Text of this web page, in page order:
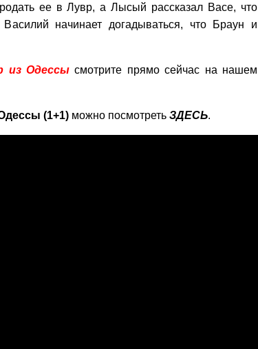
ее в Лувр, а Лысый рассказал Васе, что
начинает догадываться, что Браун и
из Одессы смотрите прямо сейчас на нашем
(1+1) можно посмотреть ЗДЕСЬ.